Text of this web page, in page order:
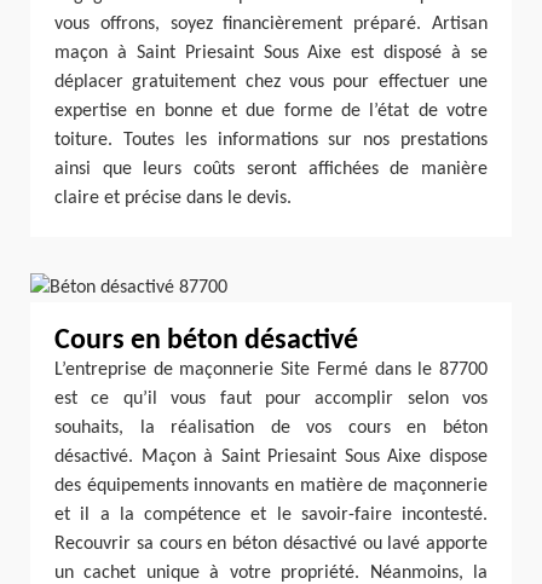
vous offrons, soyez financièrement préparé. Artisan
maçon à Saint Priesaint Sous Aixe est disposé à se
déplacer gratuitement chez vous pour effectuer une
expertise en bonne et due forme de l’état de votre
toiture. Toutes les informations sur nos prestations
ainsi que leurs coûts seront affichées de manière
claire et précise dans le devis.
Cours en béton désactivé
L’entreprise de maçonnerie Site Fermé dans le 87700
est ce qu’il vous faut pour accomplir selon vos
souhaits, la réalisation de vos cours en béton
désactivé. Maçon à Saint Priesaint Sous Aixe dispose
des équipements innovants en matière de maçonnerie
et il a la compétence et le savoir-faire incontesté.
Recouvrir sa cours en béton désactivé ou lavé apporte
un cachet unique à votre propriété. Néanmoins, la